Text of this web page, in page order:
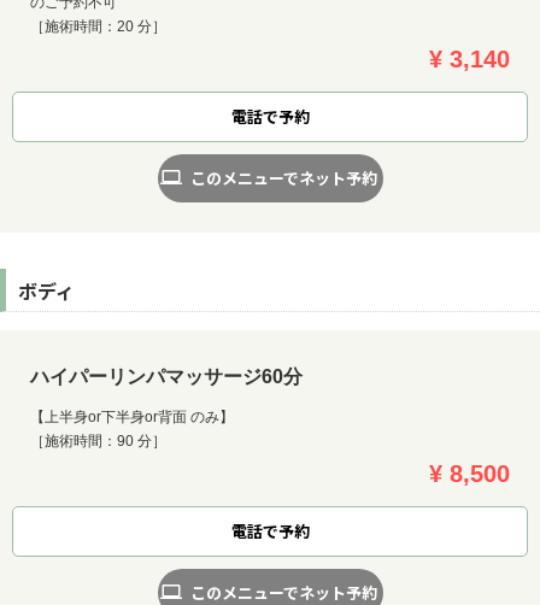
［施術時間：20 分］
¥ 3,140
電話で予約
このメニューでネット予約
ボディ
ハイパーリンパマッサージ60分
【上半身or下半身or背面 のみ】
［施術時間：90 分］
¥ 8,500
電話で予約
このメニューでネット予約